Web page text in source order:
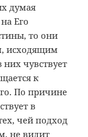
думая
Его
то они
исходящим
них чувствует
к
По причине
в
чей подход
не видит